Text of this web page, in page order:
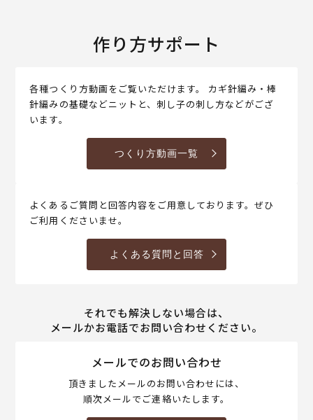
作り方サポート
各種つくり方動画をご覧いただけます。 カギ針編み・棒
針編みの基礎などニットと、刺し子の刺し方などがござ
います。
つくり方動画一覧
よくあるご質問と回答内容をご用意しております。ぜひ
ご利用くださいませ。
よくある質問と回答
それでも解決しない場合は、
メールかお電話でお問い合わせください。
メールでのお問い合わせ
頂きましたメールのお問い合わせには、
順次メールでご連絡いたします。